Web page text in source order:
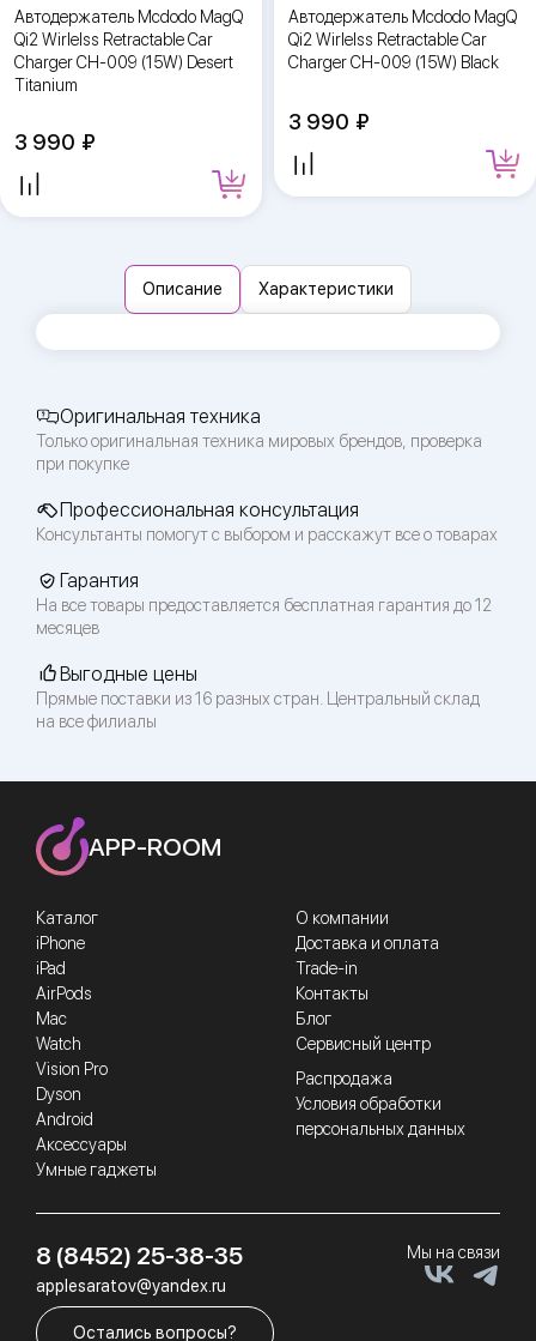
Автодержатель Mcdodo MagQ
Qi2 Wirlelss Retractable Car
Charger CH-009 (15W) Desert
Titanium
3 990
Автодержатель Mcdodo MagQ
Qi2 Wirlelss Retractable Car
Charger CH-009 (15W) Black
3 990
Описание Характеристики
Оригинальная техника
Только оригинальная техника мировых брендов, проверка
при покупке
Профессиональная консультация
Консультанты помогут с выбором и расскажут все о товарах
Гарантия
На все товары предоставляется бесплатная гарантия до 12
месяцев
Выгодные цены
Прямые поставки из 16 разных стран. Центральный склад
на все филиалы
Каталог
iPhone
iPad
AirPods
Mac
Watch
Vision Pro
Dyson
Android
Аксессуары
Умные гаджеты
О компании
Доставка и оплата
Trade-in
Контакты
Блог
Сервисный центр
Распродажа
Условия обработки
персональных данных
APP-ROOM
8 (8452) 25-38-35
applesaratov@yandex.ru
Остались вопросы?
Мы на связи